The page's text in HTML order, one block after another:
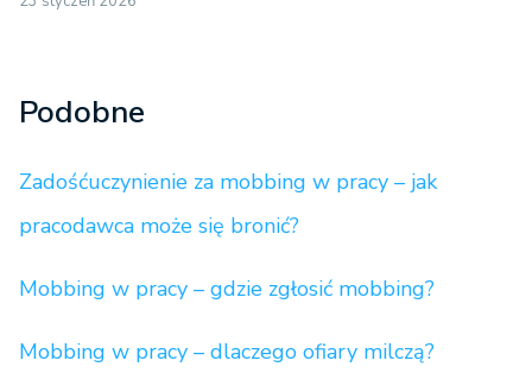
Podobne
Zadośćuczynienie za mobbing w pracy – jak
pracodawca może się bronić?
Mobbing w pracy – gdzie zgłosić mobbing?
Mobbing w pracy – dlaczego ofiary milczą?